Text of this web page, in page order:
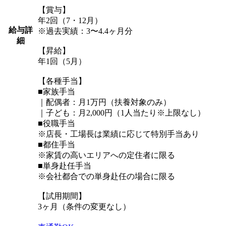
給与詳
細
【賞与】
年2回（7・12月）
※過去実績：3〜4.4ヶ月分
【昇給】
年1回（5月）
【各種手当】
■家族手当
｜配偶者：月1万円（扶養対象のみ）
｜子ども：月2,000円（1人当たり※上限なし）
■役職手当
※店長・工場長は業績に応じて特別手当あり
■都住手当
※家賃の高いエリアへの定住者に限る
■単身赴任手当
※会社都合での単身赴任の場合に限る
【試用期間】
3ヶ月（条件の変更なし）